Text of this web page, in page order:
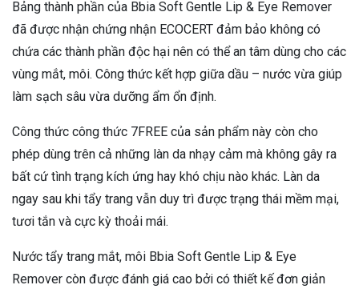
Bảng thành phần của Bbia Soft Gentle Lip & Eye Remover
đã được nhận chứng nhận ECOCERT đảm bảo không có
chứa các thành phần độc hại nên có thể an tâm dùng cho các
vùng mắt, môi. Công thức kết hợp giữa dầu – nước vừa giúp
làm sạch sâu vừa dưỡng ẩm ổn định.
Công thức công thức 7FREE của sản phẩm này còn cho
phép dùng trên cả những làn da nhạy cảm mà không gây ra
bất cứ tình trạng kích ứng hay khó chịu nào khác. Làn da
ngay sau khi tẩy trang vẫn duy trì được trạng thái mềm mại,
tươi tắn và cực kỳ thoải mái.
Nước tẩy trang mắt, môi Bbia Soft Gentle Lip & Eye
Remover còn được đánh giá cao bởi có thiết kế đơn giản